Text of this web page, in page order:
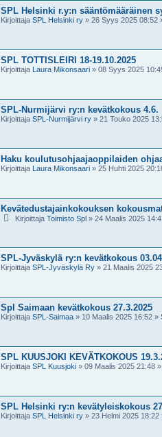
SPL Helsinki r.y:n sääntömääräinen
Kirjoittaja SPL Helsinki ry » 26 Syys 2025 08:52
SPL TOTTISLEIRI 18-19.10.2025
Kirjoittaja Laura Mikonsaari » 08 Syys 2025
SPL-Nurmijärvi ry:n kevätkokous 4.6.
Kirjoittaja SPL-Nurmijärvi ry » 21 Touko 2025
Haku koulutusohjaajaoppilaiden
Kirjoittaja Laura Mikonsaari » 25 Huhti 2025
Kevätedustajainkokouksen
Kirjoittaja Toimisto Spl » 24 Maalis 2025
SPL-Jyväskylä ry:n kevätkokous
Kirjoittaja SPL-Jyväskylä Ry » 21 Maalis 2025
Spl Saimaan kevätkokous 27.3.2025
Kirjoittaja SPL-Saimaa » 10 Maalis 2025 16:52 »
SPL KUUSJOKI KEVÄTKOKOUS
Kirjoittaja SPL Kuusjoki » 09 Maalis 2025 21:48
SPL Helsinki ry:n kevätyleiskokous
Kirjoittaja SPL Helsinki ry » 23 Helmi 2025 18:22